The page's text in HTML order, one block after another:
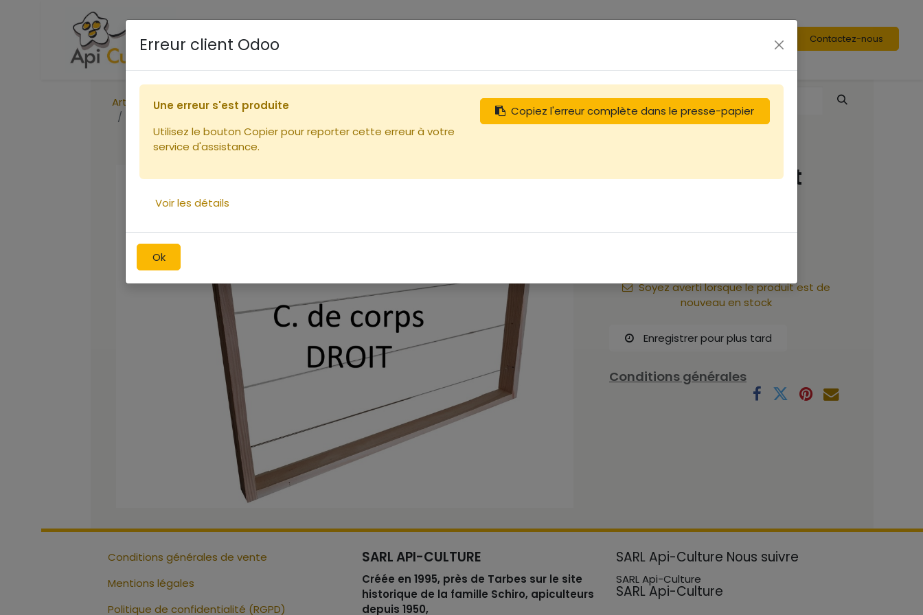
Accueil Boutique Contactez-nous
Articles
Ruches
Cadre de corps Dt
1,58€
Soyez averti lorsque le produit est de
nouveau en stock
Enregistrer pour plus tard
Conditions générales
Conditions générales de vente
Mentions légales
Politique de confidentialité (RGPD)
SARL API-CULTURE
Créée en 1995, près de Tarbes sur le site
historique de la famille Schiro, apiculteurs
depuis 1950,
SARL Api-Culture Nous suivre
SARL Api-Culture
SARL Api-Culture
Erreur client Odoo
Ok
Copiez l'erreur complète dans le presse-papier
Une erreur s'est produite
Utilisez le bouton Copier pour reporter cette erreur à votre
service d'assistance.
Voir les détails